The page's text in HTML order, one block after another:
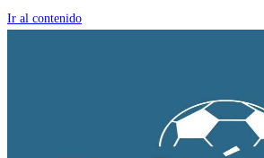
Ir al contenido